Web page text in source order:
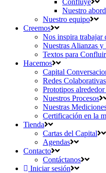
Confluye
Nuestro
Nuestro equipo
Creemos
Nos inspira trabajar
Nuestras Alianzas y
Textos para Confluir
Hacemos
Capital
Redes Colaborativas
Prototipos
Nuestros Procesos
Nuestras
Certificación en la
Tienda
Cartas del Capital
Agendas
Contacto
Contáctanos
Iniciar sesión